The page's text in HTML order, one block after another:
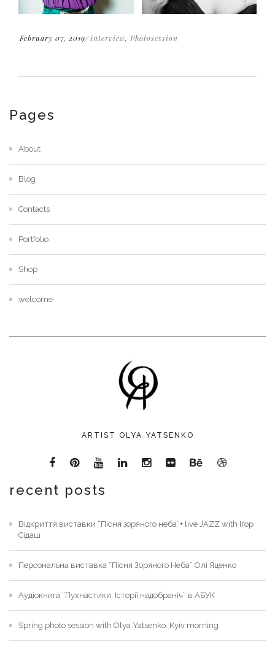
February 07, 2019 interview, Photosession
Pages
About
Blog
Contacts
Portfolio
Shop
welcome
ARTIST OLYA YATSENKO
recent posts
Відкриття виставки “Пісня зоряного неба”+ live JAZZ with Ігор
Сідаш
Персональна виставка “Пісня Зоряного Неба” Олі Яценко
Аудіокнига “Пухнастики. Історії надобраніч” в АБУК
Spring photo session with Olya Yatsenko. Kyiv morning